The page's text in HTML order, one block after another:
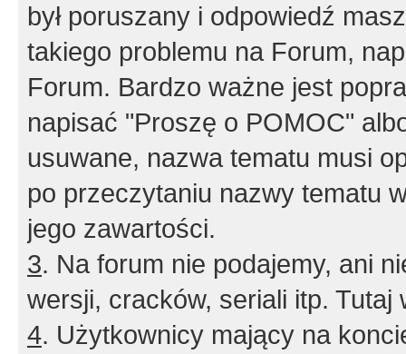
był poruszany i odpowiedź
takiego problemu na Forum,
Forum. Bardzo ważne jest
napisać "Proszę o POMOC"
usuwane, nazwa tematu musi
po przeczytaniu nazwy tematu
jego zawartości.
3. Na forum nie podajemy, ani
wersji, cracków, seriali itp. Tutaj
4. Użytkownicy mający na